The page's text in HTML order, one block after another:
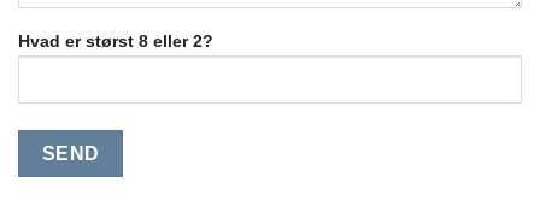
Hvad er størst 8 eller 2?